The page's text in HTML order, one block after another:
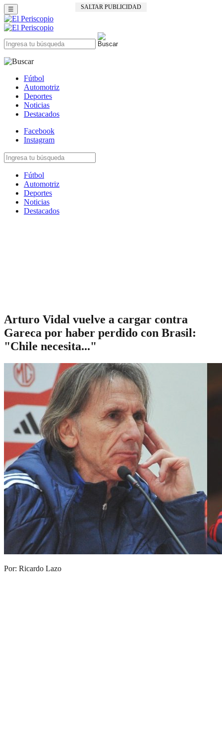
SALTAR PUBLICIDAD
☰
Fútbol
Automotriz
Deportes
Noticias
Destacados
Facebook
Instagram
Fútbol
Automotriz
Deportes
Noticias
Destacados
Arturo Vidal vuelve a cargar contra
Gareca por haber perdido con Brasil:
"Chile necesita..."
Por: Ricardo Lazo